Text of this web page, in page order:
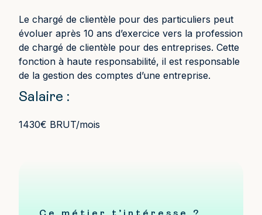
Le chargé de clientèle pour des particuliers peut
évoluer après 10 ans d’exercice vers la profession
de chargé de clientèle pour des entreprises. Cette
fonction à haute responsabilité, il est responsable
de la gestion des comptes d’une entreprise.
Salaire :
1430€ BRUT/mois